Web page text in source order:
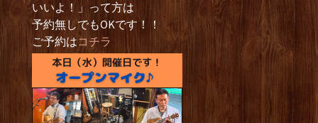
いいよ！」って方は
予約無しでもOKです！！
ご予約はコチラ